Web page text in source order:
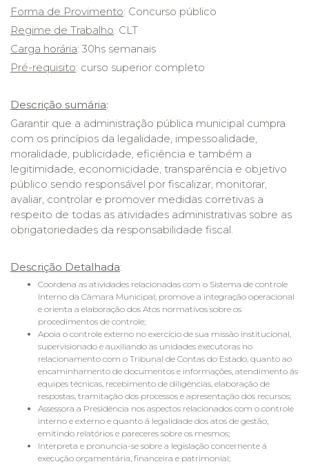
Forma de Provimento: Concurso público
Regime de Trabalho: CLT
Carga horária: 30hs semanais
Pré-requisito: curso superior completo
Descrição sumária:
Garantir que a administração pública municipal cumpra
com os princípios da legalidade, impessoalidade,
moralidade, publicidade, eficiência e também a
legitimidade, economicidade, transparência e objetivo
público sendo responsável por fiscalizar, monitorar,
avaliar, controlar e promover medidas corretivas a
respeito de todas as atividades administrativas sobre as
obrigatoriedades da responsabilidade fiscal.
Descrição Detalhada:
Coordena as atividades relacionadas com o Sistema de controle
Interno da Câmara Municipal, promove a integração operacional
e orienta a elaboração dos Atos normativos sobre os
procedimentos de controle;
Apoia o controle externo no exercício de sua missão institucional,
supervisionado e auxiliando as unidades executoras no
relacionamento com o Tribunal de Contas do Estado, quanto ao
encaminhamento de documentos e informações, atendimento ás
equipes técnicas, recebimento de diligências, elaboração de
respostas, tramitação dos processos e apresentação dos recursos;
Assessora a Presidência nos aspectos relacionados com o controle
interno e externo e quanto á legalidade dos atos de gestão,
emitindo relatórios e pareceres sobre os mesmos;
Interpreta e pronuncia-se sobre a legislação concernente á
execução orçamentária, financeira e patrimonial;